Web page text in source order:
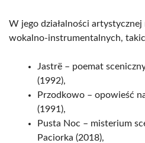
W jego działalności
wokalno-instrumentalnych,
Jastrë – poemat
(1992),
Przodkowo – opowieść
(1991),
Pusta Noc – misterium
Paciorka (2018),